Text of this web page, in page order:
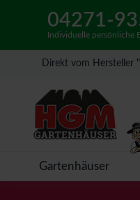
04271-
Individuelle persönliche
Direkt vom Hersteller
Gartenhäuser